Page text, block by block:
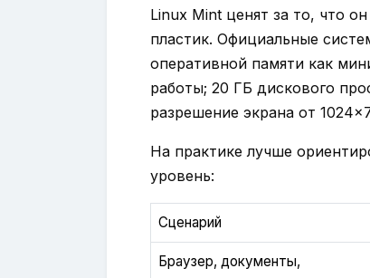
Linux Mint ценят за то, что
пластик. Официальные
оперативной памяти как
работы; 20 ГБ дискового
разрешение экрана от
На практике лучше
уровень:
Сценарий
Браузер, документы,